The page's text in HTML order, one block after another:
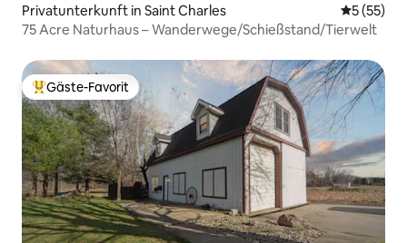
Privatunterkunft in Saint Charles
5 (55)
75 Acre Naturhaus – Wanderwege/Schießstand/Tierwelt
Beliebter Gäste-Favorit.
Gäste-Favorit